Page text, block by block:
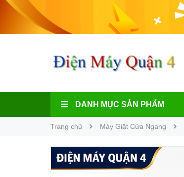
DANH MỤC SẢN PHẨM
Trang chủ Máy Giặt Cửa Ngang